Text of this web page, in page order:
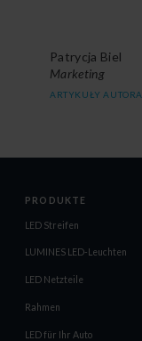
Patrycja Biel
Marketing
ARTYKUŁY AUTORA
PRODUKTE
LED Streifen
LUMINES LED-Leuchten
LED Netzteile
Rahmen
LED für Ihr Auto